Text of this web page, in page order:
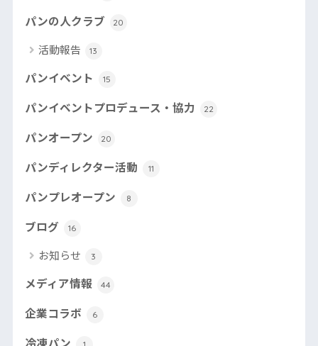
パンの人クラブ 20
活動報告 13
パンイベント 15
パンイベントプロデュース・協力 22
パンオープン 20
パンディレクター活動 11
パンプレオープン 8
ブログ 16
お知らせ 3
メディア情報 44
企業コラボ 6